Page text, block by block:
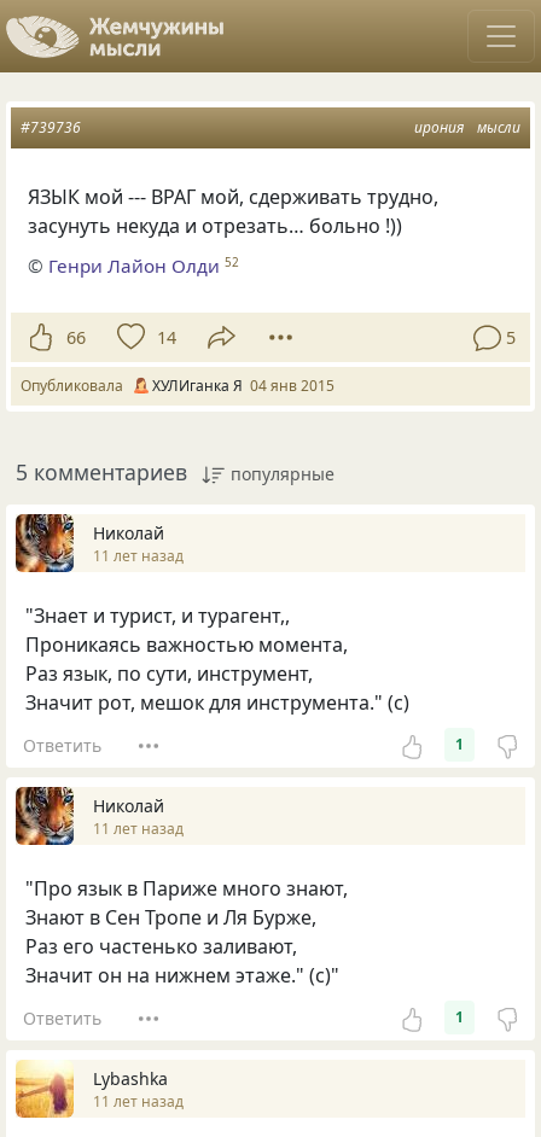
ирония мысли
#739736
ЯЗЫК мой --- ВРАГ мой, сдерживать трудно,
засунуть некуда и отрезать… больно !))
© Генри Лайон Олди 52
66 14 5
Опубликовала ХУЛИганка Я 04 янв 2015
5 комментариев популярные
Hиколай
11 лет назад
"Знает и турист, и турагент,,
Проникаясь важностью момента,
Раз язык, по сути, инструмент,
Значит рот, мешок для инструмента." (с)
Ответить 1
Hиколай
11 лет назад
"Про язык в Париже много знают,
Знают в Сен Тропе и Ля Бурже,
Раз его частенько заливают,
Значит он на нижнем этаже." (с)"
Ответить 1
Lybashka
11 лет назад